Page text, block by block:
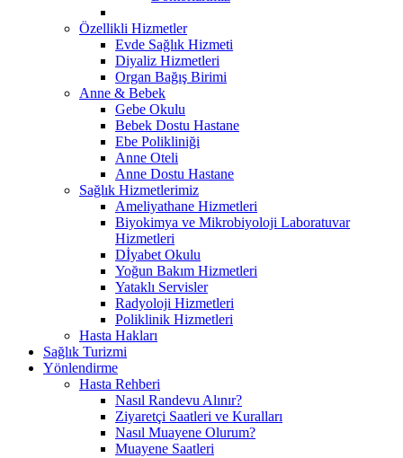
Özellikli Hizmetler
Evde Sağlık Hizmeti
Diyaliz Hizmetleri
Organ Bağış Birimi
Anne & Bebek
Gebe Okulu
Bebek Dostu Hastane
Ebe Polikliniği
Anne Oteli
Anne Dostu Hastane
Sağlık Hizmetlerimiz
Ameliyathane Hizmetleri
Biyokimya ve Mikrobiyoloji Laboratuvar
Hizmetleri
Dİyabet Okulu
Yoğun Bakım Hizmetleri
Yataklı Servisler
Radyoloji Hizmetleri
Poliklinik Hizmetleri
Hasta Hakları
Sağlık Turizmi
Yönlendirme
Hasta Rehberi
Nasıl Randevu Alınır?
Ziyaretçi Saatleri ve Kuralları
Nasıl Muayene Olurum?
Muayene Saatleri